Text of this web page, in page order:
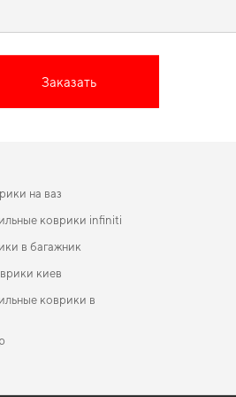
Заказать
на ваз
коврики infiniti
в багажник
киев
коврики в